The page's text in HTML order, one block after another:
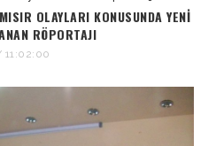
OLAYLARI KONUSUNDA YENI
RÖPORTAJI
11:02:00